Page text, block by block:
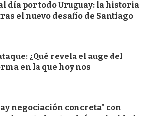
día por todo Uruguay: la historia
el nuevo desafío de Santiago
¿Qué revela el auge del
en la que hoy nos
negociación concreta" con